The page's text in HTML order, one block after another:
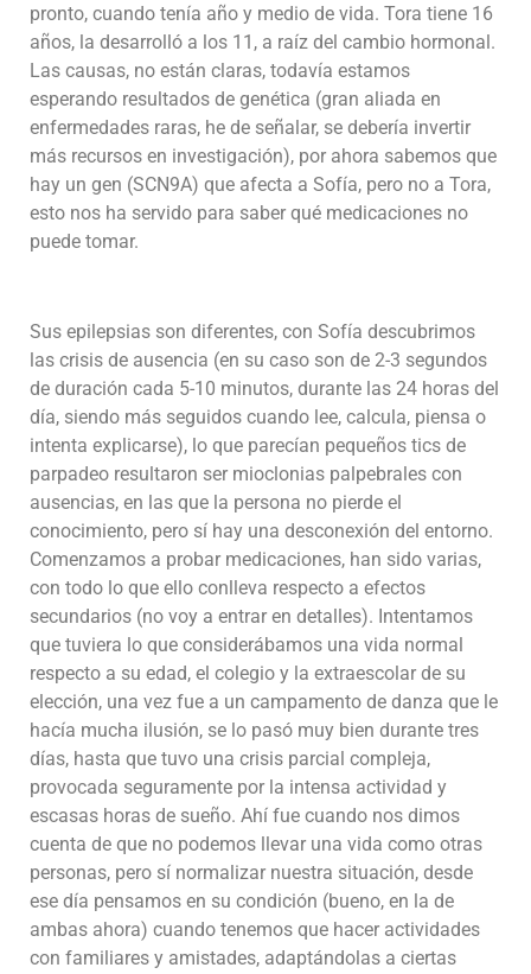
pronto, cuando tenía año y medio de vida. Tora tiene 16
años, la desarrolló a los 11, a raíz del cambio hormonal.
Las causas, no están claras, todavía estamos
esperando resultados de genética (gran aliada en
enfermedades raras, he de señalar, se debería invertir
más recursos en investigación), por ahora sabemos que
hay un gen (SCN9A) que afecta a Sofía, pero no a Tora,
esto nos ha servido para saber qué medicaciones no
puede tomar.
Sus epilepsias son diferentes, con Sofía descubrimos
las crisis de ausencia (en su caso son de 2-3 segundos
de duración cada 5-10 minutos, durante las 24 horas del
día, siendo más seguidos cuando lee, calcula, piensa o
intenta explicarse), lo que parecían pequeños tics de
parpadeo resultaron ser mioclonias palpebrales con
ausencias, en las que la persona no pierde el
conocimiento, pero sí hay una desconexión del entorno.
Comenzamos a probar medicaciones, han sido varias,
con todo lo que ello conlleva respecto a efectos
secundarios (no voy a entrar en detalles). Intentamos
que tuviera lo que considerábamos una vida normal
respecto a su edad, el colegio y la extraescolar de su
elección, una vez fue a un campamento de danza que le
hacía mucha ilusión, se lo pasó muy bien durante tres
días, hasta que tuvo una crisis parcial compleja,
provocada seguramente por la intensa actividad y
escasas horas de sueño. Ahí fue cuando nos dimos
cuenta de que no podemos llevar una vida como otras
personas, pero sí normalizar nuestra situación, desde
ese día pensamos en su condición (bueno, en la de
ambas ahora) cuando tenemos que hacer actividades
con familiares y amistades, adaptándolas a ciertas